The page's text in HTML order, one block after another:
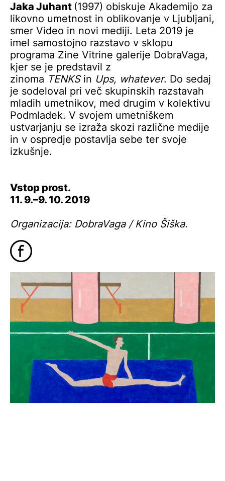
Jaka Juhant (1997) obiskuje Akademijo za
likovno umetnost in oblikovanje v Ljubljani,
smer Video in novi mediji. Leta 2019 je
imel samostojno razstavo v sklopu
programa Zine Vitrine galerije DobraVaga,
kjer se je predstavil z
zinoma TENKSin Ups, whatever. Do sedaj
je sodeloval pri več skupinskih razstavah
mladih umetnikov, med drugim v kolektivu
Podmladek. V svojem umetniškem
ustvarjanju se izraža skozi različne medije
in v ospredje postavlja sebe ter svoje
izkušnje.
Vstop prost.
11. 9.–9. 10. 2019
Organizacija: DobraVaga / Kino Šiška.